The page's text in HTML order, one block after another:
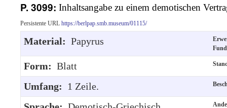
springen
P. 3099: Inhaltsangabe zu einem demotischen
Persistente URL https://berlpap.smb.museum/01115/
Material: Papyrus
Form: Blatt
Umfang: 1 Zeile.